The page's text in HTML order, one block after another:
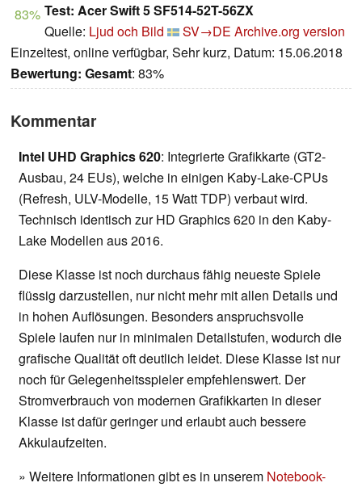
83% Test: Acer Swift 5 SF514-52T-56ZX
Quelle: Ljud och Bild SV→DE Archive.org version
Einzeltest, online verfügbar, Sehr kurz, Datum: 15.06.2018
Bewertung: Gesamt: 83%
Kommentar
Intel UHD Graphics 620: Integrierte Grafikkarte (GT2-
Ausbau, 24 EUs), welche in einigen Kaby-Lake-CPUs
(Refresh, ULV-Modelle, 15 Watt TDP) verbaut wird.
Technisch identisch zur HD Graphics 620 in den Kaby-
Lake Modellen aus 2016.
Diese Klasse ist noch durchaus fähig neueste Spiele
flüssig darzustellen, nur nicht mehr mit allen Details und
in hohen Auflösungen. Besonders anspruchsvolle
Spiele laufen nur in minimalen Detailstufen, wodurch die
grafische Qualität oft deutlich leidet. Diese Klasse ist nur
noch für Gelegenheitsspieler empfehlenswert. Der
Stromverbrauch von modernen Grafikkarten in dieser
Klasse ist dafür geringer und erlaubt auch bessere
Akkulaufzeiten.
» Weitere Informationen gibt es in unserem Notebook-